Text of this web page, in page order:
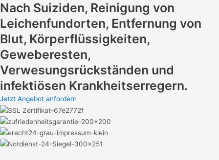
Nach Suiziden, Reinigung von
Leichenfundorten, Entfernung von
Blut, Körperflüssigkeiten,
Geweberesten,
Verwesungsrückständen und
infektiösen Krankheitserregern.
Jetzt Angebot anfordern